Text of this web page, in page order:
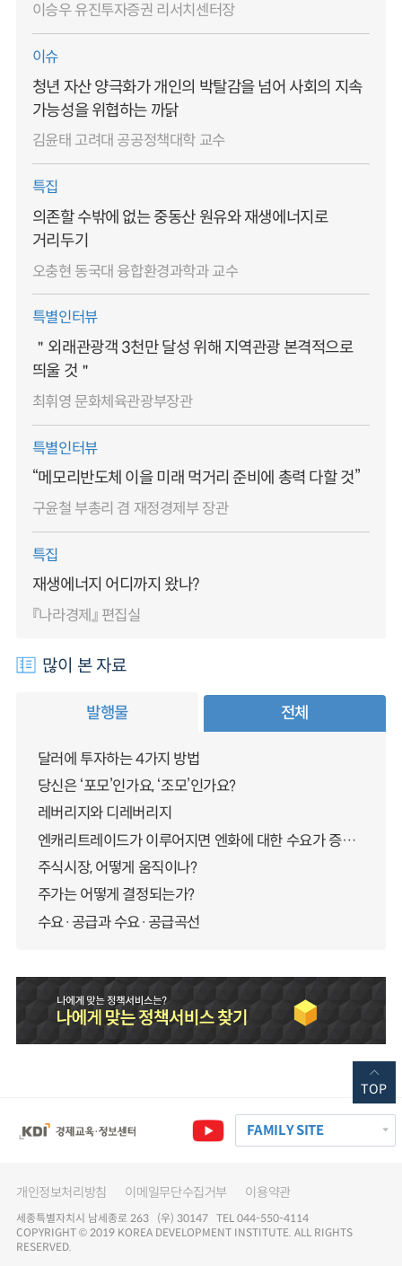
이승우 유진투자증권 리서치센터장
이슈
청년 자산 양극화가 개인의 박탈감을 넘어 사회의 지속
가능성을 위협하는 까닭
김윤태 고려대 공공정책대학 교수
특집
의존할 수밖에 없는 중동산 원유와 재생에너지로
거리두기
오충현 동국대 융합환경과학과 교수
특별인터뷰
＂외래관광객 3천만 달성 위해 지역관광 본격적으로
띄울 것＂
최휘영 문화체육관광부장관
특별인터뷰
“메모리반도체 이을 미래 먹거리 준비에 총력 다할 것”
구윤철 부총리 겸 재정경제부 장관
특집
재생에너지 어디까지 왔나?
『나라경제』 편집실
많이 본 자료
발행물 전체
달러에 투자하는 4가지 방법
당신은 ‘포모’인가요, ‘조모’인가요?
레버리지와 디레버리지
엔캐리트레이드가 이루어지면 엔화에 대한 수요가 증가하지 않나요?
주식시장, 어떻게 움직이나?
주가는 어떻게 결정되는가?
수요·공급과 수요·공급곡선
FAMILY SITE
개인정보처리방침 이메일무단수집거부 이용약관
세종특별자치시 남세종로 263 (우) 30147 TEL 044-550-4114
COPYRIGHT © 2019 KOREA DEVELOPMENT INSTITUTE. ALL RIGHTS
RESERVED.
TOP